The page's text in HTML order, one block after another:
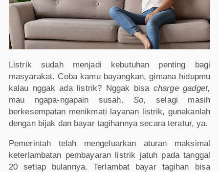
Listrik sudah menjadi kebutuhan penting bagi
masyarakat. Coba kamu bayangkan, gimana hidupmu
kalau nggak ada listrik? Nggak bisa charge gadget,
mau ngapa-ngapain susah.So,selagi masih
berkesempatan menikmati layanan listrik, gunakanlah
dengan bijak dan bayar tagihannya secara teratur, ya.
Pemerintah telah mengeluarkan aturan maksimal
keterlambatan pembayaran listrik jatuh pada tanggal
20 setiap bulannya. Terlambat bayar tagihan bisa